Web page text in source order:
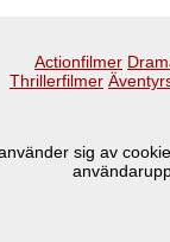
Actionfilmer
Thrillerfilmer
sig av